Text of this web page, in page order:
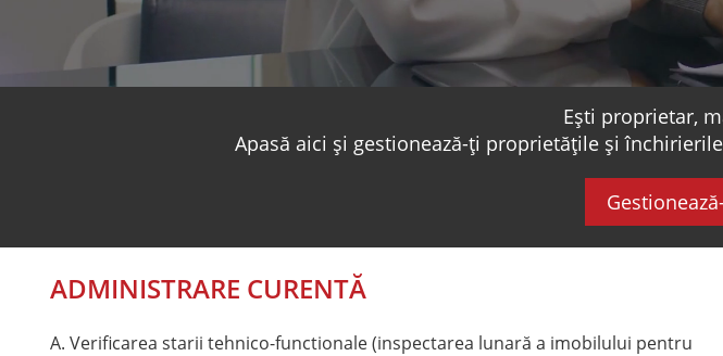
Ești proprietar,
Apasă aici și gestionează-ți proprietățile și
ADMINISTRARE CURENTĂ
A. Verificarea starii tehnico-functionale (inspectarea lunară a imobilului pentru